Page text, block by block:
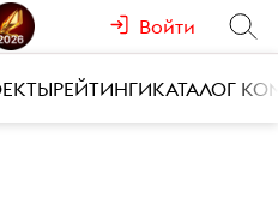
Войти
РЕЙТИНГИКАТАЛОГ